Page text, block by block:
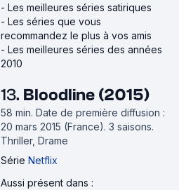
- Les meilleures séries satiriques
- Les séries que vous
recommandez le plus à vos amis
- Les meilleures séries des années
2010
13. Bloodline (2015)
58 min. Date de première diffusion :
20 mars 2015 (France). 3 saisons.
Thriller, Drame
Série Netflix
Aussi présent dans :